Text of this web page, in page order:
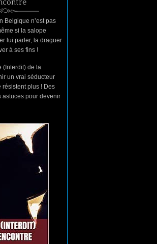
Belgique n’est pas
si la salope
lui parler, la draguer
à ses fins !
(Interdit) de la
un vrai séducteur
résistent plus ! Des
astuces pour devenir